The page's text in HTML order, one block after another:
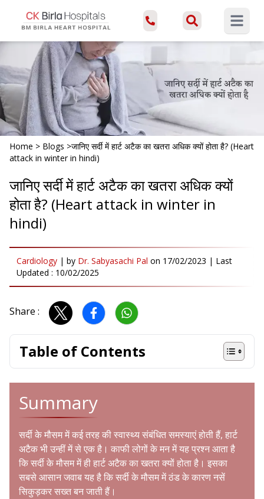
Open
Home > Blogs >जानिए सर्दी में हार्ट अटैक का खतरा अधिक क्यों होता है? (Heart
attack in winter in hindi)
जानिए सर्दी में हार्ट अटैक का खतरा अधिक क्यों
होता है? (Heart attack in winter in
hindi)
Cardiology | by Dr. Sabyasachi Pal on 17/02/2023 | Last
Updated : 10/02/2025
Share :
Table of Contents
Summary
सर्दी के मौसम में कई तरह की स्वास्थ्य संबंधित समस्याएं होती हैं, हार्ट
अटैक भी उन्हीं में से एक है। काफी लोगों के मन में यह प्रश्न आता है
कि सर्दी के मौसम में ही हार्ट अटैक का खतरा क्यों होता है। इसका
सबसे आसान जवाब यह है कि सर्दी के मौसम में ठंड के कारण नसें
सिकुड़कर सख्त बन जाती हैं।